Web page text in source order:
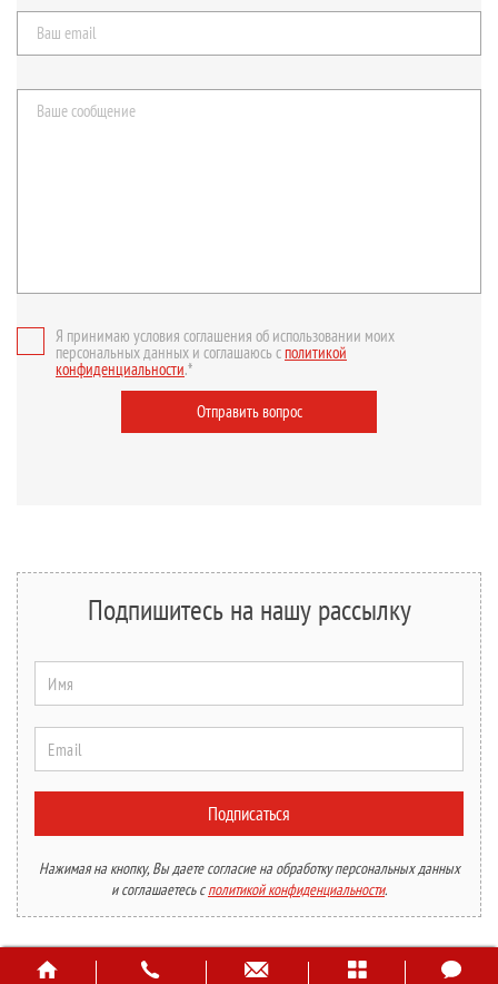
Я принимаю условия соглашения об использовании моих
персональных данных и соглашаюсь сполитикой
конфиденциальности.*
Отправить вопрос
Подпишитесь на нашу рассылку
Имя
Email
Подписаться
Нажимая на кнопку, Вы даете согласие на обработку персональных данных
и соглашаетесь сполитикой конфиденциальности.